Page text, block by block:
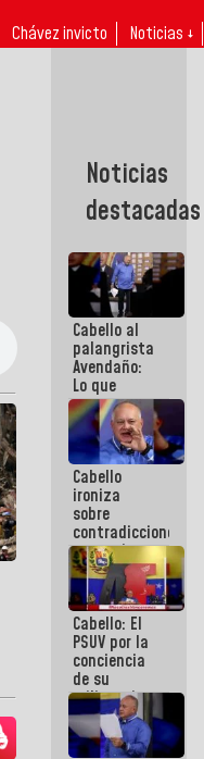
Chávez invicto Noticias ↓
Noticias
destacadas
Cabello al
palangrista
Avendaño:
Lo que
vayas a
escribir
hazlo hoy
por que no
sabemos si
la semana
que viene
hay
programa
Cabello
ironiza
sobre
contradicciones
y mentiras
de María
Machado:
¡Créanle!
Cabello: El
PSUV por la
conciencia
de su
militancia
es la
organización
política más